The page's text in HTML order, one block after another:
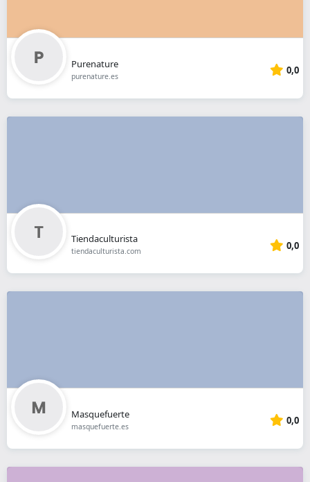
Purenature
purenature.es 0,0
Tiendaculturista
tiendaculturista.com 0,0
Masquefuerte
masquefuerte.es 0,0